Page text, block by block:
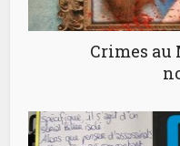
Crimes au